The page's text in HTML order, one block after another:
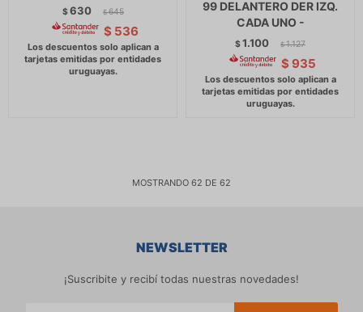
$630 $ 645
$ 536
99 DELANTERO DER IZQ.
CADA UNO -
$1.100 $ 1.127
$ 935
MOSTRANDO 62 DE 62
NEWSLETTER
¡Suscribite y recibí todas nuestras novedades!